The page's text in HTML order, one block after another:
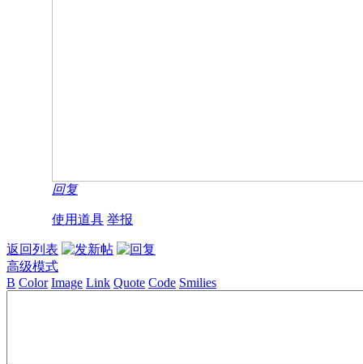
回复
使用道具 举报
返回列表
高级模式
B Color Image Link Quote Code Smilies